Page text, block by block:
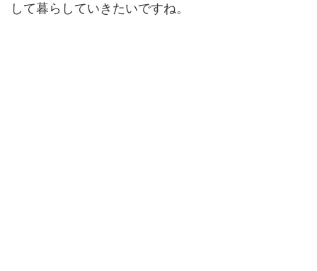
して暮らしていきたいですね。